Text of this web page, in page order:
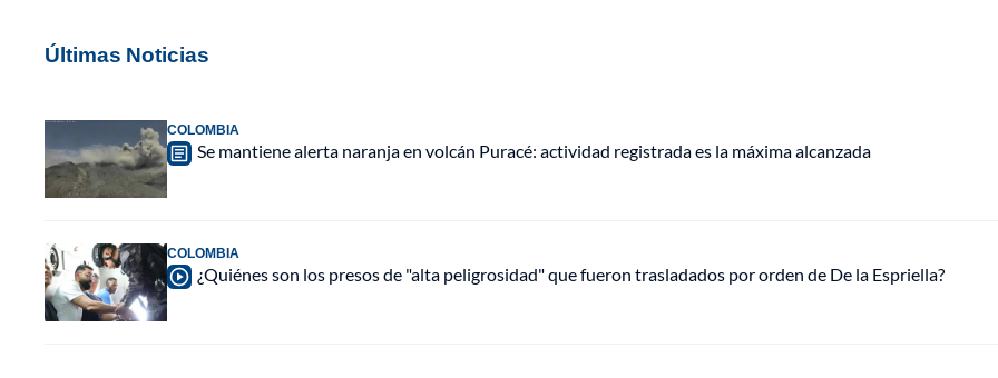
Últimas Noticias
COLOMBIA
Se mantiene alerta naranja en volcán Puracé: actividad registrada es la máxima alcanzada
COLOMBIA
¿Quiénes son los presos de "alta peligrosidad" que fueron trasladados por orden de De la Espriella?